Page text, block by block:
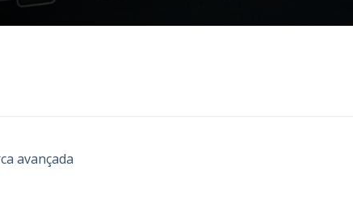
avançada